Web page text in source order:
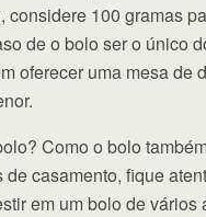
considere 100 gramas
de o bolo ser o único
oferecer uma mesa de
Como o bolo
casamento, fique
em um bolo de vários